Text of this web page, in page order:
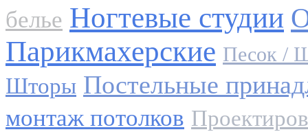
белье Ногтевые студии
Парикмахерские Песок /
Шторы Постельные
монтаж потолков